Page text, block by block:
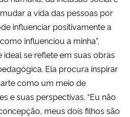
a vida das pessoas por
influenciar positivamente a
influenciou a minha”,
ideal se reflete em suas obras
Ela procura inspirar
como um meio de
e suas perspectivas. “Eu não
meus dois filhos são